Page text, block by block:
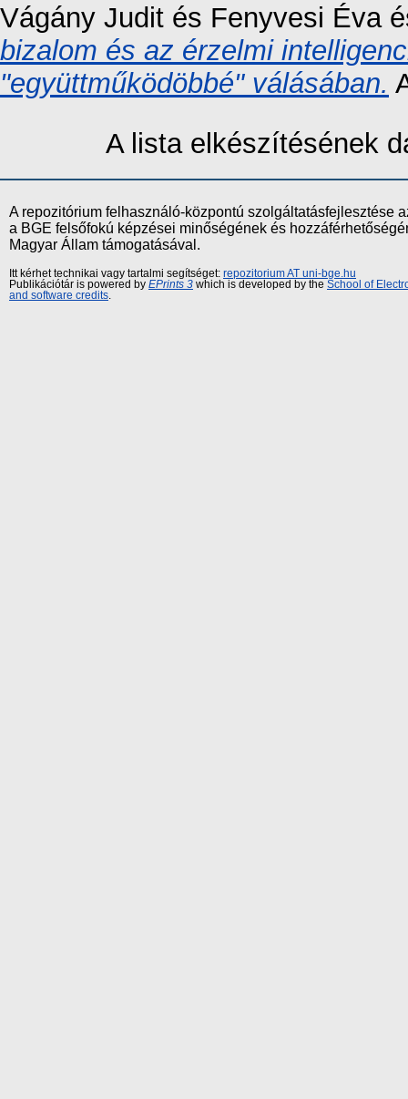
Vágány Judit és Fenyvesi Éva
bizalom és az érzelmi
"együttműködöbbé" válásában.
A lista elkészítésének
A repozitórium felhasználó-központú szolgáltatásfejlesztése
a BGE felsőfokú képzései minőségének és
Magyar Állam támogatásával.
Itt kérhet technikai vagy tartalmi segítséget: repozitorium AT uni-bge.hu
Publikációtár is powered by EPrints 3 which is developed by the School of
and software credits